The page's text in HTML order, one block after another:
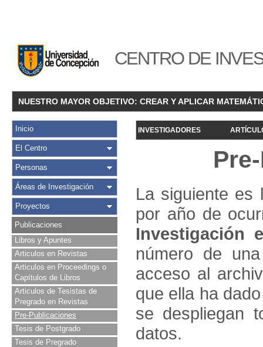
CENTRO DE
NUESTRO MAYOR OBJETIVO: CREAR Y APLICAR
Inicio
El Centro
Personas
Áreas de Investigación
Proyectos
Publicaciones
Libros y Apuntes
Articulos en Revistas
Articulos en Proceedings o
Capítulos de Libros
Articulos de Tesistas de
Pregrado en Revistas
Pre-Publicaciones
Tesis de Postgrado
Tesis de Pregrado
INVESTIGADORES
La siguiente es
por año de
Investigación
número de
acceso al
que ella ha
se despliegan
datos.